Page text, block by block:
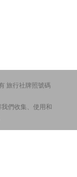
旅行社牌照號碼
們收集、使用和